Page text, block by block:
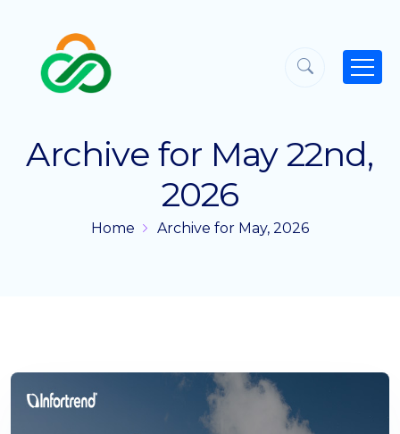
Archive for May 22nd,
2026
Home Archive for May, 2026